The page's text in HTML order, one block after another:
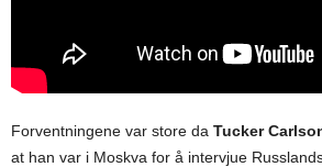
Forventningene var store da Tucker
at han var i Moskva for å intervjue